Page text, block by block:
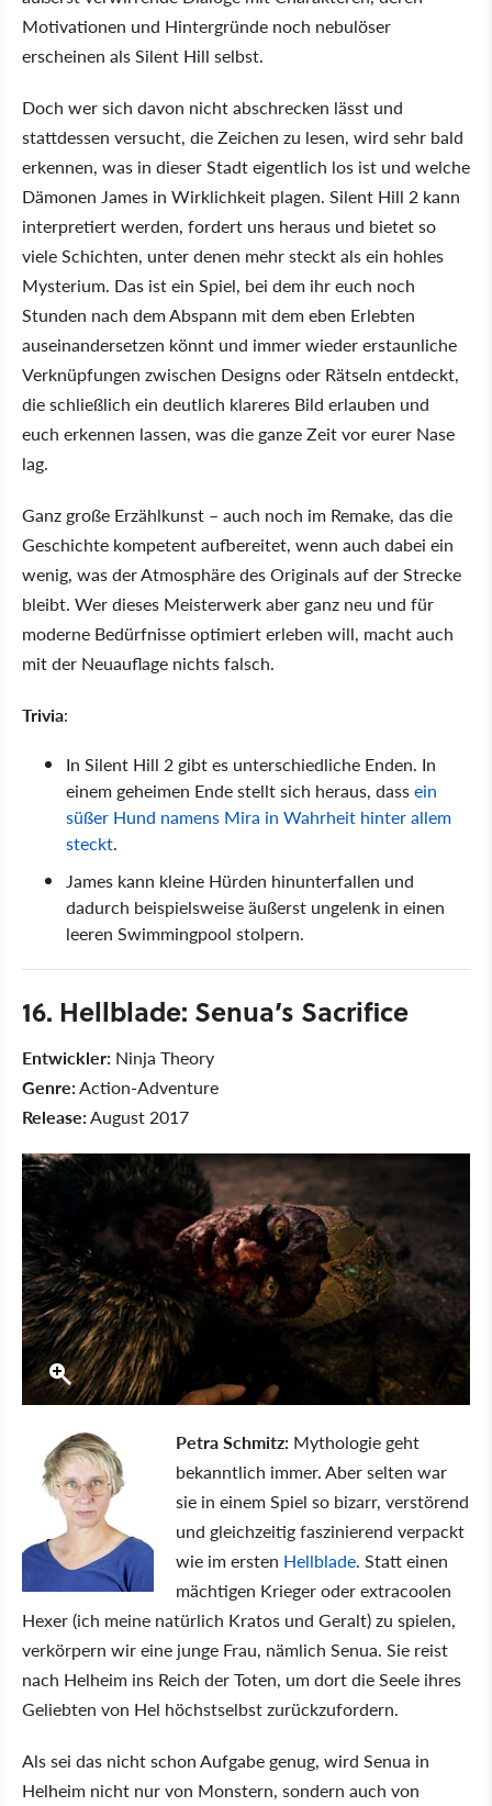
Motivationen und Hintergründe noch nebulöser
erscheinen als Silent Hill selbst.
Doch wer sich davon nicht abschrecken lässt und
stattdessen versucht, die Zeichen zu lesen, wird sehr bald
erkennen, was in dieser Stadt eigentlich los ist und welche
Dämonen James in Wirklichkeit plagen. Silent Hill 2 kann
interpretiert werden, fordert uns heraus und bietet so
viele Schichten, unter denen mehr steckt als ein hohles
Mysterium. Das ist ein Spiel, bei dem ihr euch noch
Stunden nach dem Abspann mit dem eben Erlebten
auseinandersetzen könnt und immer wieder erstaunliche
Verknüpfungen zwischen Designs oder Rätseln entdeckt,
die schließlich ein deutlich klareres Bild erlauben und
euch erkennen lassen, was die ganze Zeit vor eurer Nase
lag.
Ganz große Erzählkunst – auch noch im Remake, das die
Geschichte kompetent aufbereitet, wenn auch dabei ein
wenig, was der Atmosphäre des Originals auf der Strecke
bleibt. Wer dieses Meisterwerk aber ganz neu und für
moderne Bedürfnisse optimiert erleben will, macht auch
mit der Neuauflage nichts falsch.
Trivia:
In Silent Hill 2 gibt es unterschiedliche Enden. In
einem geheimen Ende stellt sich heraus, dassein
süßer Hund namens Mira in Wahrheit hinter allem
steckt.
James kann kleine Hürden hinunterfallen und
dadurch beispielsweise äußerst ungelenk in einen
leeren Swimmingpool stolpern.
16. Hellblade: Senua’s Sacrifice
Entwickler: Ninja Theory
Genre:Action-Adventure
Release:August 2017
Petra Schmitz: Mythologie geht
bekanntlich immer. Aber selten war
sie in einem Spiel so bizarr, verstörend
und gleichzeitig faszinierend verpackt
wie im ersten Hellblade. Statt einen
mächtigen Krieger oder extracoolen
Hexer (ich meine natürlich Kratos und Geralt) zu spielen,
verkörpern wir eine junge Frau, nämlich Senua. Sie reist
nach Helheim ins Reich der Toten, um dort die Seele ihres
Geliebten von Hel höchstselbst zurückzufordern.
Als sei das nicht schon Aufgabe genug, wird Senua in
Helheim nicht nur von Monstern, sondern auch von